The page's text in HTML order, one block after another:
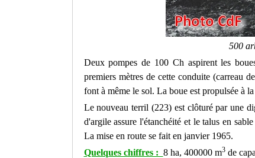
500
Deux pompes de 100 Ch aspirent les
premiers mètres de cette conduite (carreau
font à même le sol. La boue est propulsée à
Le nouveau terril (223) est clôturé par une
d'argile assure l'étanchéité et le talus en
La mise en route se fait en janvier 1965.
Quelques chiffres : 8 ha, 400000 m3de